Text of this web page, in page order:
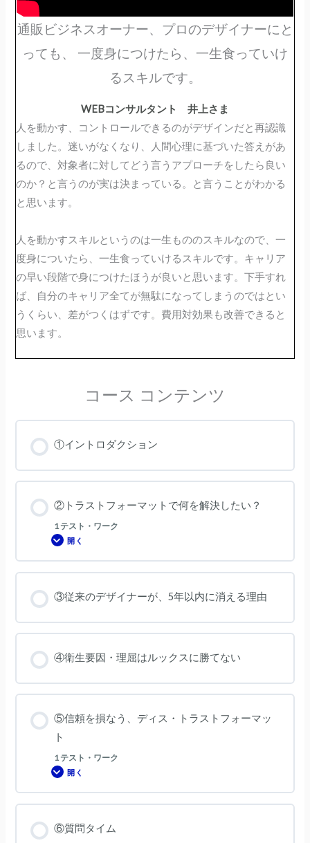
通販ビジネスオーナー、プロのデザイナーにと
っても、 一度身につけたら、一生食っていけ
るスキルです。
WEBコンサルタント 井上さま
人を動かす、コントロールできるのがデザインだと再認識
しました。迷いがなくなり、人間心理に基づいた答えがあ
るので、対象者に対してどう言うアプローチをしたら良い
のか？と言うのが実は決まっている。と言うことがわかる
と思います。
人を動かすスキルというのは一生もののスキルなので、一
度身についたら、一生食っていけるスキルです。キャリア
の早い段階で身につけたほうが良いと思います。下手すれ
ば、自分のキャリア全てが無駄になってしまうのではとい
うくらい、差がつくはずです。費用対効果も改善できると
思います。
コース コンテンツ
①イントロダクション
②トラストフォーマットで何を解決したい？
1 テスト・ワーク
開く
②
ラ
ス
ォ
ッ
ト
何
を
た
③従来のデザイナーが、5年以内に消える理由
④衛生要因・理屈はルックスに勝てない
⑤信頼を損なう、ディス・トラストフォーマッ
ト
1 テスト・ワーク
開く
⑤
頼
を
う、
⑥質問タイム